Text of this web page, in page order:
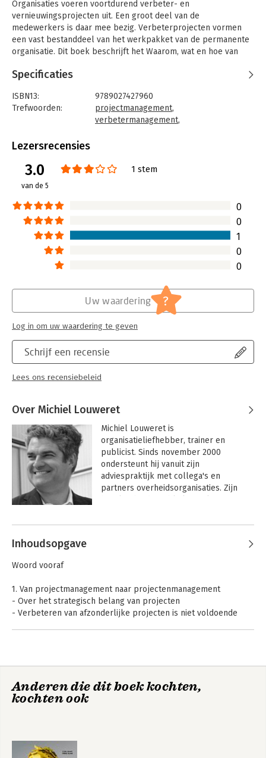
Organisaties voeren voortdurend verbeter- en
vernieuwingsprojecten uit. Een groot deel van de
medewerkers is daar mee bezig. Verbeterprojecten vormen
een vast bestanddeel van het werkpakket van de permanente
organisatie. Dit boek beschrijft het Waarom, wat en hoe van
raamwerk voor iedereen die betrokken is bij het managen van
processen en hulpmiddelen zijn hiervoor te gebruiken? En hoe
kan een organisatie tot een PPO worden geprofessionaliseerd?
'Managen met verbeterprojecten' biedt de lezer praktische
Specificaties
ISBN13:
9789027427960
Trefwoorden:
projectmanagement,
verbetermanagement,
Taal:
Aantal pagina's:
192
Hoofdrubriek:
Lezersrecensies
3.0
van de 5
1 stem
0
0
1
0
0
Schrijf een recensie
Lees ons recensiebeleid
Uw waardering ?
Log in om uw waardering te geven
Over Michiel Louweret
Michiel Louweret is
organisatieliefhebber, trainer en
publicist. Sinds november 2000
ondersteunt hij vanuit zijn
adviespraktijk met collega's en
partners overheidsorganisaties. Zijn
zorginstellingen maken gebruik van zijn
Inhoudsopgave
Woord vooraf
1. Van projectmanagement naar projectenmanagement
- Over het strategisch belang van projecten
- Verbeteren van afzonderlijke projecten is niet voldoende
- Veranderingen in organisaties
- Voor welke unieke opgaven staan organisaties?
3. Het werken aan projecten is anders
- Zijn geslaagde projecten een uitzondering?
Anderen die dit boek kochten,
kochten ook